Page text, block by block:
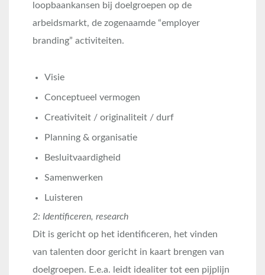
loopbaankansen bij doelgroepen op de
arbeidsmarkt, de zogenaamde “employer
branding” activiteiten.
Visie
Conceptueel vermogen
Creativiteit / originaliteit / durf
Planning & organisatie
Besluitvaardigheid
Samenwerken
Luisteren
2: Identificeren, research
Dit is gericht op het identificeren, het vinden
van talenten door gericht in kaart brengen van
doelgroepen. E.e.a. leidt idealiter tot een pijplijn